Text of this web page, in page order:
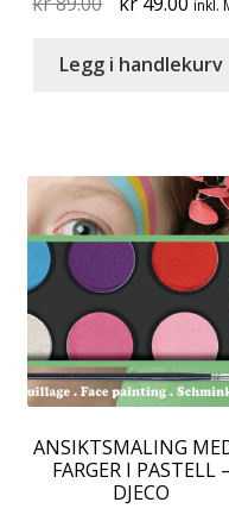
was:
is:
inkl.
Legg i handlekurv
ANSIKTSMALING
FARGER I PASTELL –
DJECO